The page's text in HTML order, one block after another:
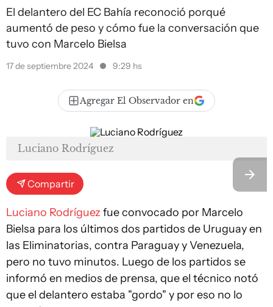
El delantero del EC Bahía reconoció porqué
aumentó de peso y cómo fue la conversación que
tuvo con Marcelo Bielsa
17 de septiembre 2024 9:29 hs
Agregar El Observador en
Luciano Rodríguez
Compartir
Luciano Rodríguez fue convocado por Marcelo
Bielsa para los últimos dos partidos de Uruguay en
las Eliminatorias, contra Paraguay y Venezuela,
pero no tuvo minutos. Luego de los partidos se
informó en medios de prensa, que el técnico notó
que el delantero estaba "gordo" y por eso no lo